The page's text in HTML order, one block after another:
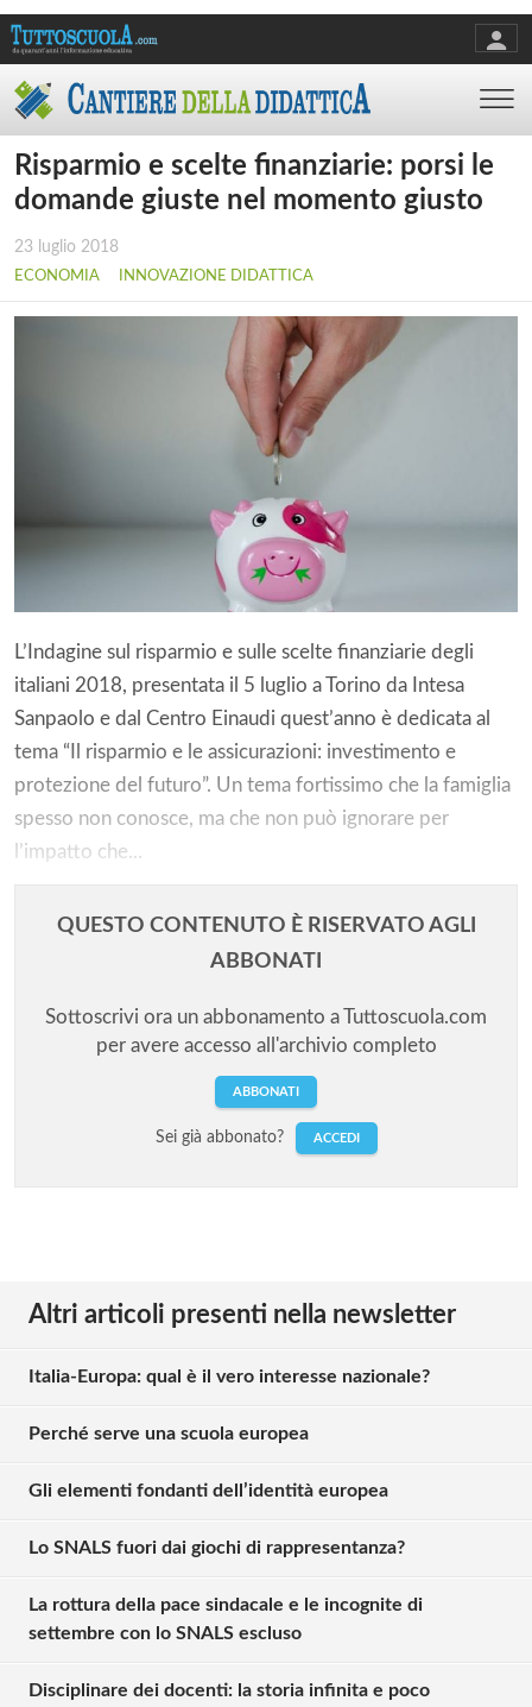
Risparmio e scelte finanziarie: porsi le
domande giuste nel momento giusto
23 luglio 2018
ECONOMIA INNOVAZIONE DIDATTICA
L’Indagine sul risparmio e sulle scelte finanziarie degli
italiani 2018, presentata il 5 luglio a Torino da Intesa
Sanpaolo e dal Centro Einaudi quest’anno è dedicata al
tema “Il risparmio e le assicurazioni: investimento e
protezione del futuro”. Un tema fortissimo che la famiglia
spesso non conosce, ma che non può ignorare per
l’impatto che...
QUESTO CONTENUTO È RISERVATO AGLI
ABBONATI
Sottoscrivi ora un abbonamento a Tuttoscuola.com
per avere accesso all'archivio completo
ABBONATI
Sei già abbonato? ACCEDI
Altri articoli presenti nella newsletter
Italia-Europa: qual è il vero interesse nazionale?
Perché serve una scuola europea
Gli elementi fondanti dell’identità europea
Lo SNALS fuori dai giochi di rappresentanza?
La rottura della pace sindacale e le incognite di
settembre con lo SNALS escluso
Disciplinare dei docenti: la storia infinita e poco